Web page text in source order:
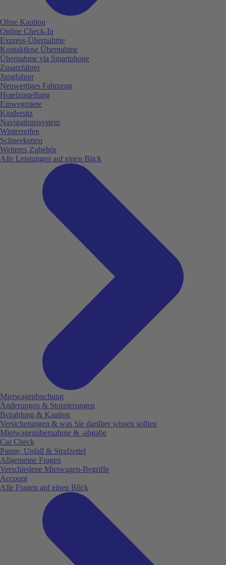
Ohne Kaution
Online Check-In
Express-Übernahme
Kontaktlose Übernahme
Übernahme via Smartphone
Zusatzfahrer
Jungfahrer
Neuwertiges Fahrzeug
Hotelzustellung
Einwegmiete
Kindersitz
Navigationssystem
Winterreifen
Schneeketten
Weiteres Zubehör
Alle Leistungen auf einen Blick
Mietwagenbuchung
Änderungen & Stornierungen
Bezahlung & Kaution
Versicherungen & was Sie darüber wissen sollten
Mietwagenübernahme & -abgabe
Car Check
Panne, Unfall & Strafzettel
Allgemeine Fragen
Verschiedene Mietwagen-Begriffe
Account
Alle Fragen auf einen Blick